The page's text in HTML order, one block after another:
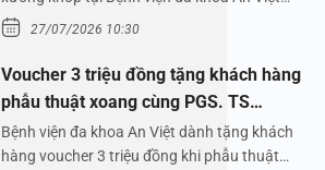
Bệnh viện đa…
27/07/2026 10:30
Voucher 3 triệu đồng tặng khách hàng
phẫu thuật xoang cùng PGS. TS
Nguyễn Thị Hoài An
Bệnh viện đa khoa An Việt dành tặng khách
hàng voucher 3 triệu đồng khi phẫu thuật